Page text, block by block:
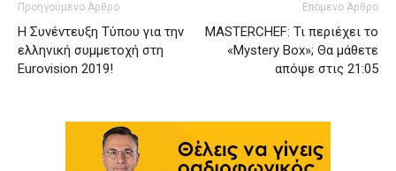
Προηγούμενο Άρθρο
Η Συνέντευξη Τύπου για την
ελληνική συμμετοχή στη
Eurovision 2019!
Επόμενο Άρθρο
MASTERCHEF: Τι περιέχει το
«Mystery Box»; Θα μάθετε
απόψε στις 21:05